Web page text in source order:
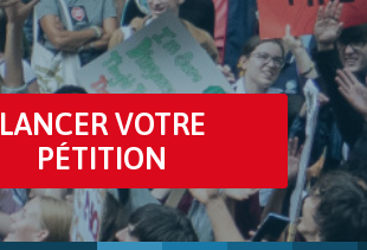
LANCER VOTRE
PÉTITION